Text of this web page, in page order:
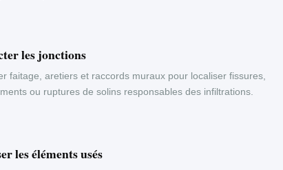
les jonctions
faitage, aretiers et raccords muraux pour localiser fissures,
ou ruptures de solins responsables des infiltrations.
les éléments usés